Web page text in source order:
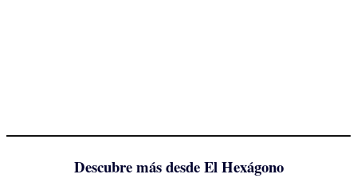
Descubre más desde El Hexágono